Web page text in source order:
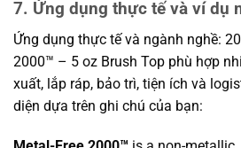
7. Ứng dụng thực tế và ví dụ
Ứng dụng thực tế và ngành nghề:
2000™ – 5 oz Brush Top phù hợp
xuất, lắp ráp, bảo trì, tiện ích và
diện dựa trên ghi chú của bạn: